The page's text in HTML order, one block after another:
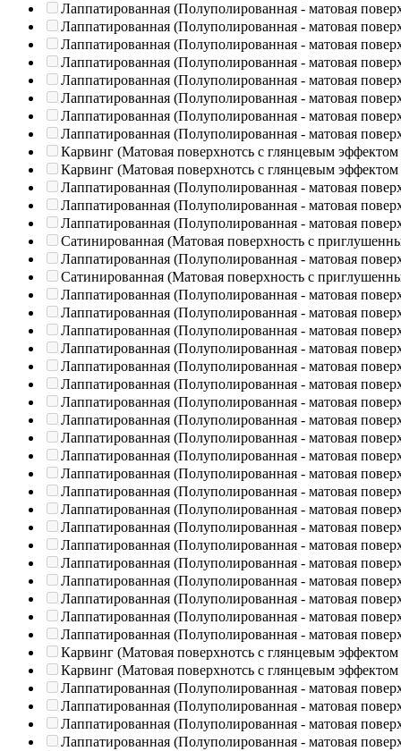
Лаппатированная (Полуполированная - матовая
Лаппатированная (Полуполированная - матовая
Лаппатированная (Полуполированная - матовая
Лаппатированная (Полуполированная - матовая
Лаппатированная (Полуполированная - матовая
Лаппатированная (Полуполированная - матовая
Лаппатированная (Полуполированная - матовая
Лаппатированная (Полуполированная - матовая
Карвинг (Матовая поверхнотсь с глянцевым эффектом
Карвинг (Матовая поверхнотсь с глянцевым эффектом
Лаппатированная (Полуполированная - матовая
Лаппатированная (Полуполированная - матовая
Лаппатированная (Полуполированная - матовая
Сатинированная (Матовая поверхность с
Лаппатированная (Полуполированная - матовая
Сатинированная (Матовая поверхность с
Лаппатированная (Полуполированная - матовая
Лаппатированная (Полуполированная - матовая
Лаппатированная (Полуполированная - матовая
Лаппатированная (Полуполированная - матовая
Лаппатированная (Полуполированная - матовая
Лаппатированная (Полуполированная - матовая
Лаппатированная (Полуполированная - матовая
Лаппатированная (Полуполированная - матовая
Лаппатированная (Полуполированная - матовая
Лаппатированная (Полуполированная - матовая
Лаппатированная (Полуполированная - матовая
Лаппатированная (Полуполированная - матовая
Лаппатированная (Полуполированная - матовая
Лаппатированная (Полуполированная - матовая
Лаппатированная (Полуполированная - матовая
Лаппатированная (Полуполированная - матовая
Лаппатированная (Полуполированная - матовая
Лаппатированная (Полуполированная - матовая
Лаппатированная (Полуполированная - матовая
Лаппатированная (Полуполированная - матовая
Карвинг (Матовая поверхнотсь с глянцевым эффектом
Карвинг (Матовая поверхнотсь с глянцевым эффектом
Лаппатированная (Полуполированная - матовая
Лаппатированная (Полуполированная - матовая
Лаппатированная (Полуполированная - матовая
Лаппатированная (Полуполированная - матовая